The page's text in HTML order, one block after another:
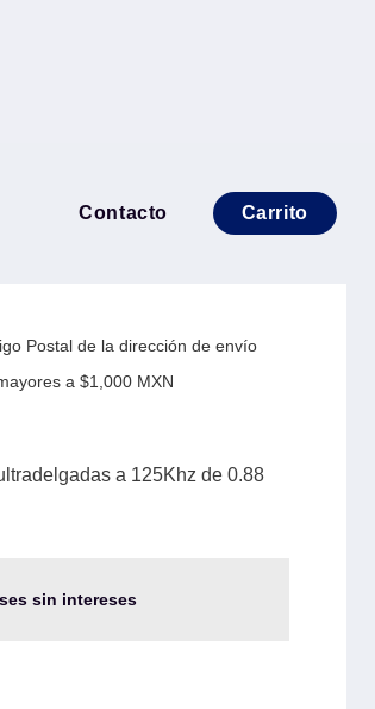
Contacto Carrito
de 10 Tarjetas
0.88 mm De
Postal de la dirección de envío
a $1,000 MXN
a 125Khz de 0.88
sin intereses